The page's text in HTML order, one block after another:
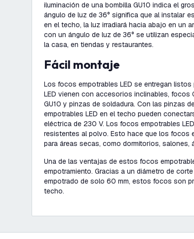
iluminación de una bombilla GU10 indica el
ángulo de luz de 36° significa que al instalar
en el techo, la luz irradiará hacia abajo en un
con un ángulo de luz de 36° se utilizan
la casa, en tiendas y restaurantes.
Fácil montaje
Los focos empotrables LED se entregan
LED vienen con accesorios inclinables, focos
GU10 y pinzas de soldadura. Con las pinzas
empotrables LED en el techo pueden
eléctrica de 230 V. Los focos empotrables
resistentes al polvo. Esto hace que los focos
para áreas secas, como dormitorios, salones,
Una de las ventajas de estos focos
empotramiento. Gracias a un diámetro de
empotrado de solo 60 mm, estos focos son
techo.